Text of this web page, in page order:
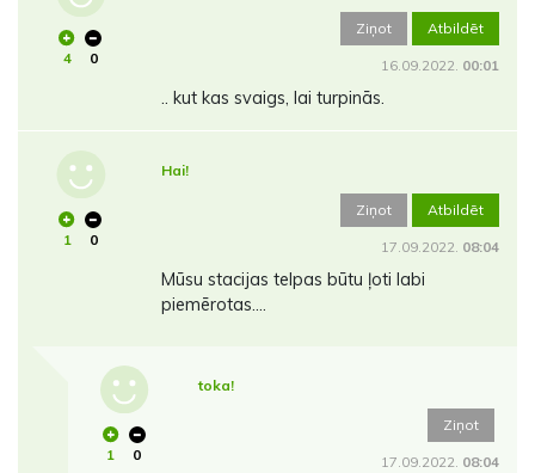
4 0
Ziņot Atbildēt
16.09.2022. 00:01
.. kut kas svaigs, lai turpinās.
1 0
Hai!
Ziņot Atbildēt
17.09.2022. 08:04
Mūsu stacijas telpas būtu ļoti labi
piemērotas….
1 0
toka!
Ziņot
17.09.2022. 08:04